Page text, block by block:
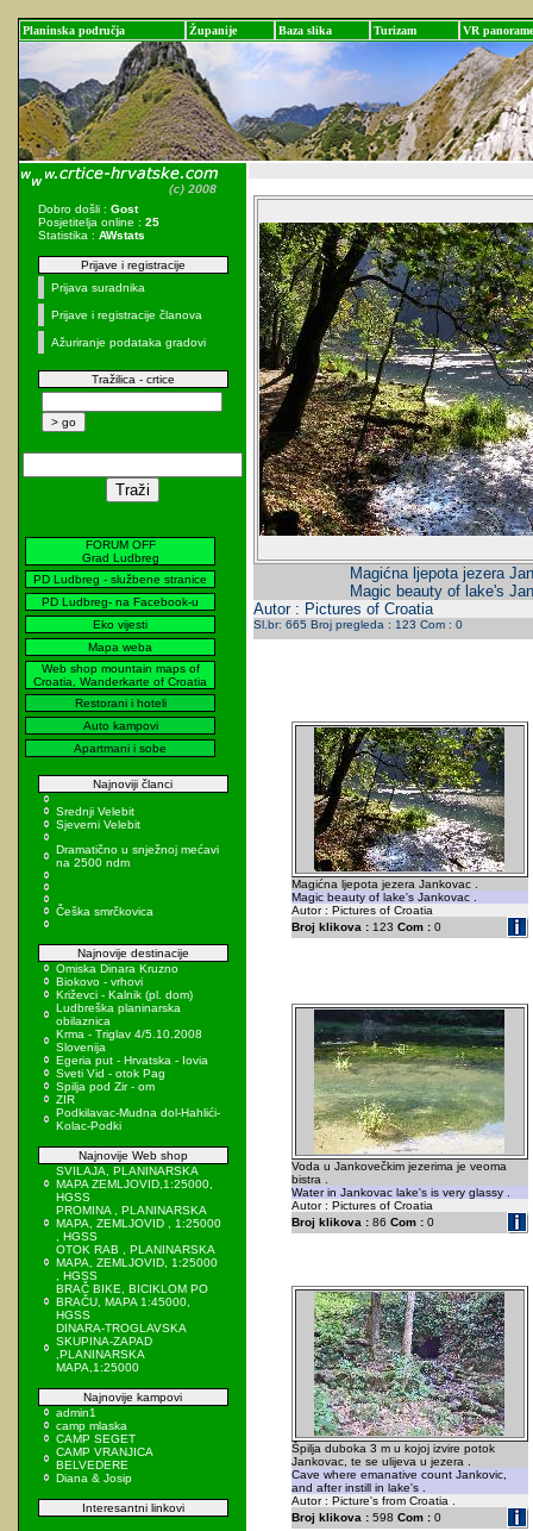
Planinska područja Županije Baza slika Turizam VR panorame
Dobro došli : Gost
Posjetitelja online : 25
Statistika : AWstats
Prijave i registracije
Prijava suradnika
Prijave i registracije članova
Ažuriranje podataka gradovi
Tražilica - crtice
FORUM OFF
Grad Ludbreg
PD Ludbreg - službene stranice
PD Ludbreg- na Facebook-u
Eko vijesti
Mapa weba
Web shop mountain maps of
Croatia, Wanderkarte of Croatia
Restorani i hoteli
Auto kampovi
Apartmani i sobe
Najnoviji članci
Srednji Velebit
Sjeverni Velebit
Dramatično u snježnoj mećavi
na 2500 ndm
Češka smrčkovica
Najnovije destinacije
Omiska Dinara Kruzno
Biokovo - vrhovi
Križevci - Kalnik (pl. dom)
Ludbreška planinarska
obilaznica
Krma - Triglav 4/5.10.2008
Slovenija
Egeria put - Hrvatska - Iovia
Sveti Vid - otok Pag
Spilja pod Zir - om
ZIR
Podkilavac-Mudna dol-Hahlići-
Kolac-Podki
Najnovije Web shop
SVILAJA, PLANINARSKA
MAPA ZEMLJOVID,1:25000,
HGSS
PROMINA , PLANINARSKA
MAPA, ZEMLJOVID , 1:25000
, HGSS
OTOK RAB , PLANINARSKA
MAPA, ZEMLJOVID, 1:25000
, HGSS
BRAČ BIKE, BICIKLOM PO
BRAČU, MAPA 1:45000,
HGSS
DINARA-TROGLAVSKA
SKUPINA-ZAPAD
,PLANINARSKA
MAPA,1:25000
Najnovije kampovi
admin1
camp mlaska
CAMP SEGET
CAMP VRANJICA
BELVEDERE
Diana & Josip
Interesantni linkovi
Magićna ljepota jezera
Magic beauty of lake's
Autor : Pictures of Croatia
Sl.br: 665 Broj pregleda : 123 Com : 0
Magićna ljepota jezera Jankovac .
Magic beauty of lake's Jankovac .
Autor : Pictures of Croatia
Broj klikova :123 Com :0
Voda u Jankovečkim jezerima je veoma
bistra .
Water in Jankovac lake's is very glassy .
Autor : Pictures of Croatia
Broj klikova :86 Com :0
Špilja duboka 3 m u kojoj izvire potok
Jankovac, te se ulijeva u jezera .
Cave where emanative count Jankovic,
and after instill in lake's .
Autor : Picture's from Croatia .
Broj klikova :598 Com :0